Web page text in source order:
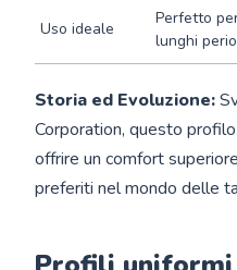
Uso ideale
Perfetto
lunghi
Storia ed Evoluzione:
Corporation, questo
offrire un comfort
preferiti nel mondo delle